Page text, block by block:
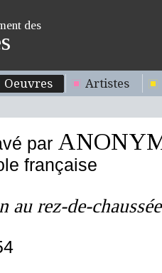
des
Oeuvres Artistes
par
française
au rez-de-